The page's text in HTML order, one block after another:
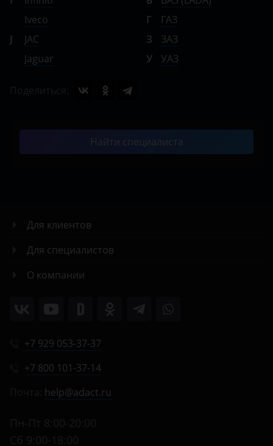
Iveco
J
JAC
Jaguar
Г
ГАЗ
З
ЗАЗ
У
УАЗ
Найти специалиста
Для клиентов
Для специалистов
О компании
+7 929 053-37-37
+7 800 101-37-14
help@adact.ru